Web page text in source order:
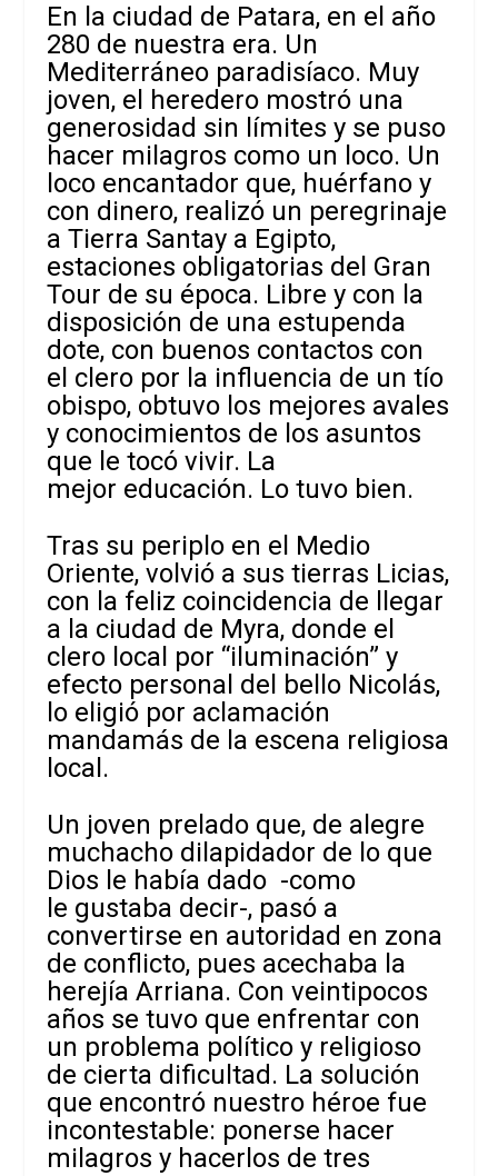
En la ciudad de Patara, en el año
280 de nuestra era. Un
Mediterráneo paradisíaco. Muy
joven, el heredero mostró una
generosidad sin límites y se puso
hacer milagros como un loco. Un
loco encantador que, huérfano y
con dinero, realizó un peregrinaje
a Tierra Santay a Egipto,
estaciones obligatorias del Gran
Tour de su época. Libre y con la
disposición de una estupenda
dote, con buenos contactos con
el clero por la influencia de un tío
obispo, obtuvo los mejores avales
y conocimientos de los asuntos
que le tocó vivir. La
mejor educación. Lo tuvo bien.
Tras su periplo en el Medio
Oriente, volvió a sus tierras Licias,
con la feliz coincidencia de llegar
a la ciudad de Myra, donde el
clero local por “iluminación” y
efecto personal del bello Nicolás,
lo eligió por aclamación
mandamás de la escena religiosa
local.
Un joven prelado que, de alegre
muchacho dilapidador de lo que
Dios le había dado -como
le gustaba decir-, pasó a
convertirse en autoridad en zona
de conflicto, pues acechaba la
herejía Arriana. Con veintipocos
años se tuvo que enfrentar con
un problema político y religioso
de cierta dificultad. La solución
que encontró nuestro héroe fue
incontestable: ponerse hacer
milagros y hacerlos de tres